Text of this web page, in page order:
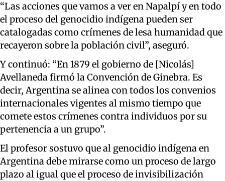
“Las acciones que vamos a ver en Napalpí y en todo
el proceso del genocidio indígena pueden ser
catalogadas como crímenes de lesa humanidad que
recayeron sobre la población civil”, aseguró.
Y continuó: “En 1879 el gobierno de [Nicolás]
Avellaneda firmó la Convención de Ginebra. Es
decir, Argentina se alinea con todos los convenios
internacionales vigentes al mismo tiempo que
comete estos crímenes contra individuos por su
pertenencia a un grupo”.
El profesor sostuvo que al genocidio indígena en
Argentina debe mirarse como un proceso de largo
plazo al igual que el proceso de invisibilización